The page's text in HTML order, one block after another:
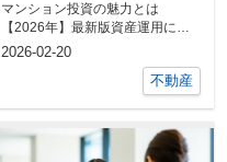
マンション投資の魅力とは
【2026年】最新版資産運用に興
味を持っている方は、マンション
2026-02-20
不動産